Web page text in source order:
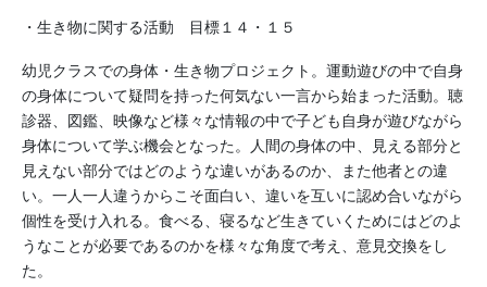
・生き物に関する活動 目標１４・１５
幼児クラスでの身体・生き物プロジェクト。運動遊びの中で自身
の身体について疑問を持った何気ない一言から始まった活動。聴
診器、図鑑、映像など様々な情報の中で子ども自身が遊びながら
身体について学ぶ機会となった。人間の身体の中、見える部分と
見えない部分ではどのような違いがあるのか、また他者との違
い。一人一人違うからこそ面白い、違いを互いに認め合いながら
個性を受け入れる。食べる、寝るなど生きていくためにはどのよ
うなことが必要であるのかを様々な角度で考え、意見交換をし
た。